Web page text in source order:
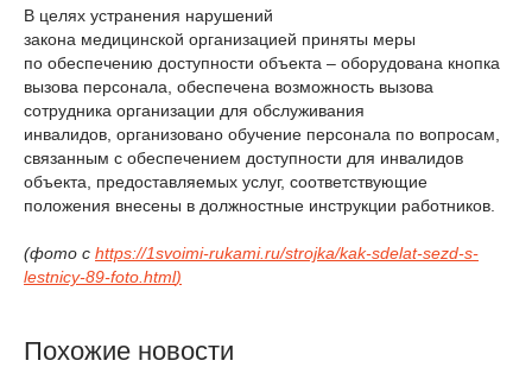
В целях устранения нарушений
закона медицинской организацией приняты меры
по обеспечению доступности объекта – оборудована кнопка
вызова персонала, обеспечена возможность вызова
сотрудника организации для обслуживания
инвалидов, организовано обучение персонала по вопросам,
связанным с обеспечением доступности для инвалидов
объекта, предоставляемых услуг, соответствующие
положения внесены в должностные инструкции работников.
(фото с https://1svoimi-rukami.ru/strojka/kak-sdelat-sezd-s-
lestnicy-89-foto.html)
Похожие новости